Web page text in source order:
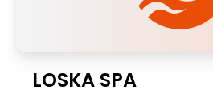
LOSKA SPA